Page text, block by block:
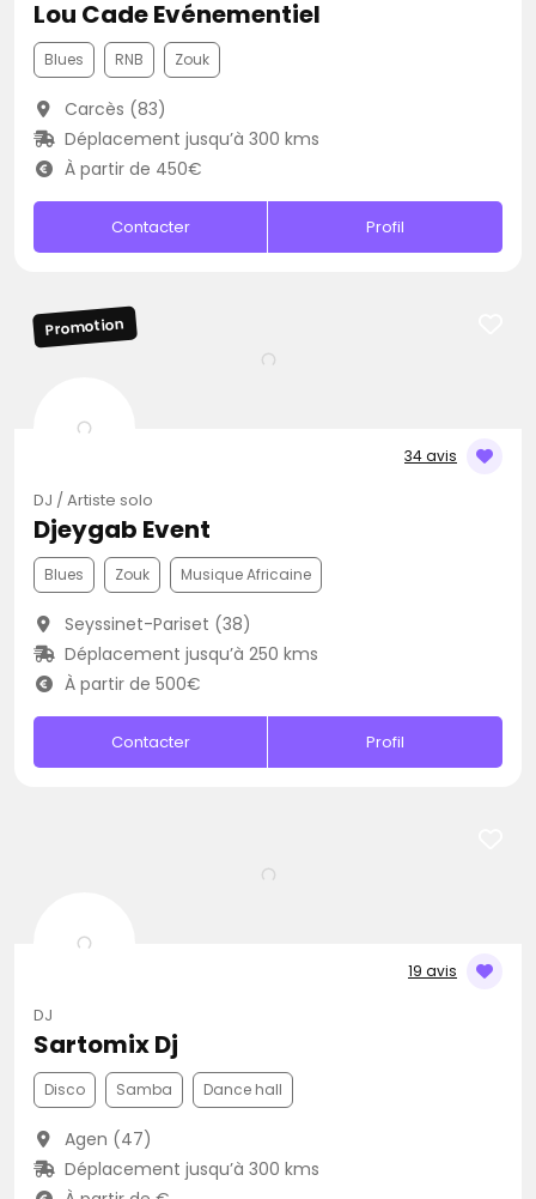
Lou Cade Evénementiel
Blues RNB Zouk
Carcès (83)
Déplacement jusqu’à 300 kms
À partir de 450€
Contacter Profil
34 avis
Promotion
DJ / Artiste solo
Djeygab Event
Blues Zouk Musique Africaine
Seyssinet-Pariset (38)
Déplacement jusqu’à 250 kms
À partir de 500€
Contacter Profil
19 avis
DJ
Sartomix Dj
Disco Samba Dance hall
Agen (47)
Déplacement jusqu’à 300 kms